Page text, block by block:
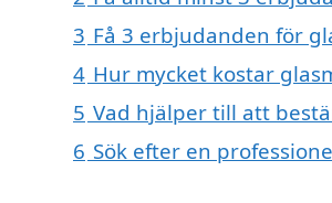
3 Få 3 erbjudanden för
4 Hur mycket kostar
5 Vad hjälper till att
6 Sök efter en